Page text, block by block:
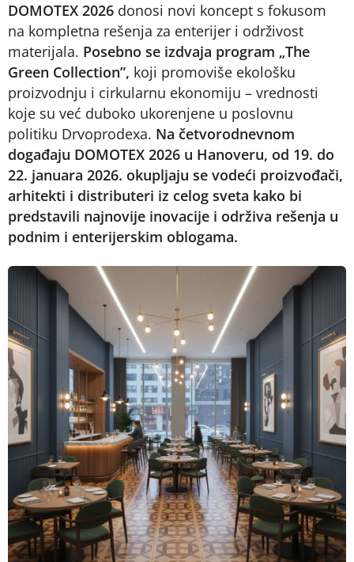
DOMOTEX 2026 donosi novi koncept s fokusom
na kompletna rešenja za enterijer i održivost
materijala. Posebno se izdvaja program „The
Green Collection”, koji promoviše ekološku
proizvodnju i cirkularnu ekonomiju – vrednosti
koje su već duboko ukorenjene u poslovnu
politiku Drvoprodexa. Na četvorodnevnom
događaju DOMOTEX 2026 u Hanoveru, od 19. do
22. januara 2026. okupljaju se vodeći proizvođači,
arhitekti i distributeri iz celog sveta kako bi
predstavili najnovije inovacije i održiva rešenja u
podnim i enterijerskim oblogama.